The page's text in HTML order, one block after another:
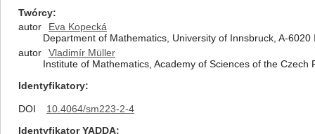
Twórcy
autor
Eva Kopecká
Department of Mathematics, University of Innsbruck, A-6020
autor
Vladimír Müller
Institute of Mathematics, Academy of Sciences of the
Identyfikatory
DOI
10.4064/sm223-2-4
Identyfikator YADDA